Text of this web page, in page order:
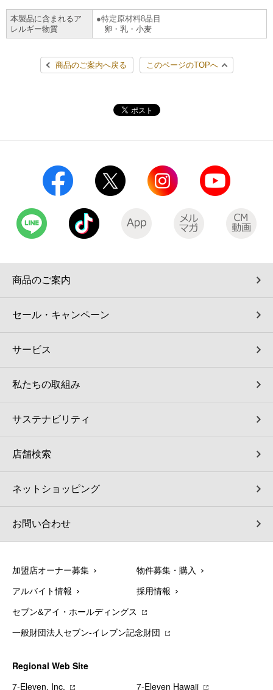
チケット
プリペイドサービス
学び・教育
各種料金のお支払い
スマホプリペイド
宅配ロッカー（店舗限定）
自転車シェアリング（店舗限定）
モバイルバッテリーシェアリング（店舗限定）
モバイルWi-Fiバッテリーシェアリング（店舗限定）
CNプレイガイド
国内店舗数
売上高、店舗数推移
セブン-イレブンの横顔
セブン-イレブンの歴史
4VISIONS
サステナビリティニュース
Language
English (Corporate)
中文[繁體字](服務)
本製品に含まれるア
レルギー物質
特定原材料8品目
卵・乳・小麦
商品のご案内へ戻る このページのTOPへ
商品のご案内
セール・キャンペーン
サービス
私たちの取組み
サステナビリティ
店舗検索
ネットショッピング
お問い合わせ
加盟店オーナー募集 物件募集・購入
アルバイト情報 採用情報
セブン&アイ・ホールディングス
一般財団法人セブン-イレブン記念財団
Regional Web Site
7‐Eleven, Inc.
7‐Eleven Hawaii